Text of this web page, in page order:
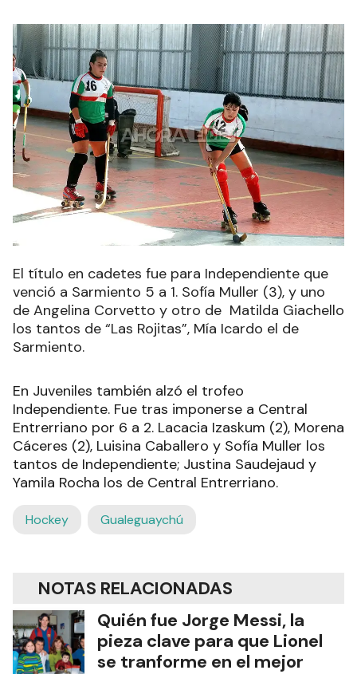
El título en cadetes fue para Independiente que
venció a Sarmiento 5 a 1. Sofía Muller (3), y uno
de Angelina Corvetto y otro de Matilda Giachello
los tantos de “Las Rojitas”, Mía Icardo el de
Sarmiento.
En Juveniles también alzó el trofeo
Independiente. Fue tras imponerse a Central
Entrerriano por 6 a 2. Lacacia Izaskum (2), Morena
Cáceres (2), Luisina Caballero y Sofía Muller los
tantos de Independiente; Justina Saudejaud y
Yamila Rocha los de Central Entrerriano.
Hockey Gualeguaychú
NOTAS RELACIONADAS
Quién fue Jorge Messi, la
pieza clave para que Lionel
se tranforme en el mejor